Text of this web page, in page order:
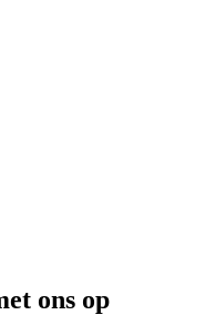
ons op